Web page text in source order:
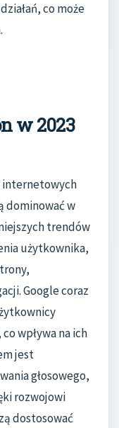
co może
w 2023
internetowych
dominować w
trendów
użytkownika,
Google coraz
wpływa na ich
jest
głosowego,
rozwojowi
dostosować